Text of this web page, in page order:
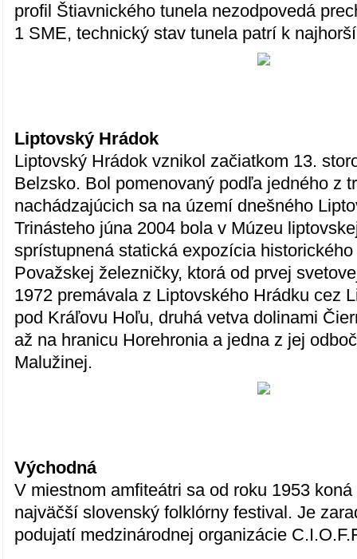
profil Štiavnického tunela nezodpovedá
1 SME, technický stav tunela patrí k
Liptovský Hrádok
Liptovský Hrádok vznikol začiatkom 13.
Belzsko. Bol pomenovaný podľa jedného z
nachádzajúcich sa na území dnešného
Trinásteho júna 2004 bola v Múzeu
sprístupnená statická expozícia
Považskej železničky, ktorá od prvej
1972 premávala z Liptovského Hrádku cez
pod Kráľovu Hoľu, druhá vetva dolinami
až na hranicu Horehronia a jedna z jej
Malužinej.
Východná
V miestnom amfiteátri sa od roku 1953
najväčší slovenský folklórny festival. Je
podujatí medzinárodnej organizácie